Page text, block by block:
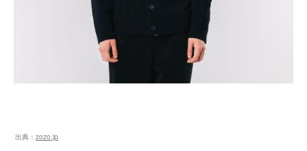
出典： zozo.jp